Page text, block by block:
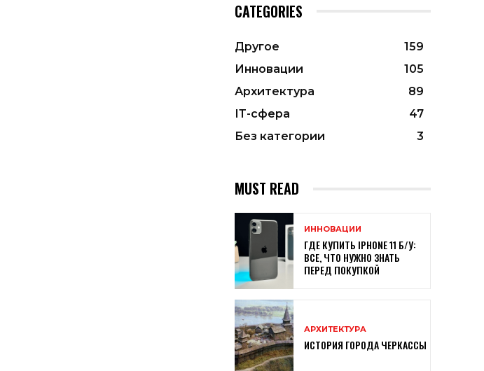
CATEGORIES
Другое
159
Инновации
105
Архитектура
89
ІТ-сфера
47
Без категории
3
MUST READ
ИННОВАЦИИ
ГДЕ КУПИТЬ IPHONE 11 Б/У:
ВСЕ, ЧТО НУЖНО ЗНАТЬ
ПЕРЕД ПОКУПКОЙ
АРХИТЕКТУРА
ИСТОРИЯ ГОРОДА ЧЕРКАССЫ